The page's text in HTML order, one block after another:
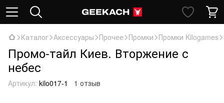
Каталог Аксессуары Прочее Промки Промки Kilogames
Промо-тайл Киев. Вторжение с
небес
Артикул: kilo017-1 1 отзыв